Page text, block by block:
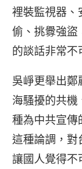
裡裝監視器、
偷、挑釁強盜
的談話非常不
吳崢更舉出鄭
海騷擾的共機
種為中共宣傳
這種論調，對
讓國人覺得不